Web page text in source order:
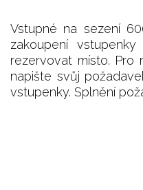
Vstupné na sezení
zakoupení
rezervovat místo. Pro
napište svůj
vstupenky. Splnění